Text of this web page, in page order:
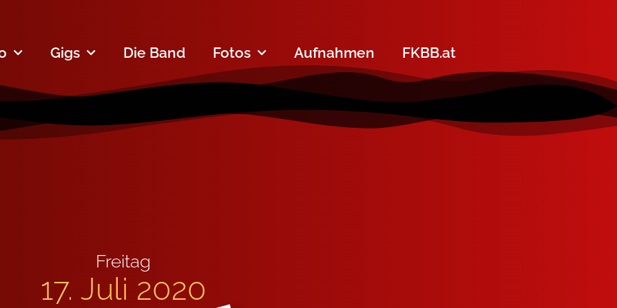
Gigs Die Band Fotos Aufnahmen FKBB.at
Freitag
17. Juli 2020